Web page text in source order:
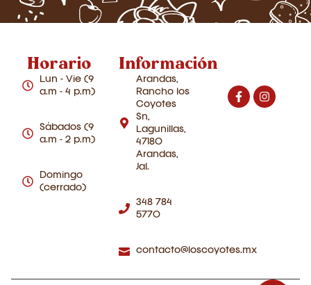
Horario
Lun - Vie (9
a.m - 4 p.m)
Sábados (9
a.m - 2 p.m)
Domingo
(cerrado)
Información
Arandas,
Rancho los
Coyotes
Sn,
Lagunillas,
47180
Arandas,
Jal.
348 784
5770
contacto@loscoyotes.mx